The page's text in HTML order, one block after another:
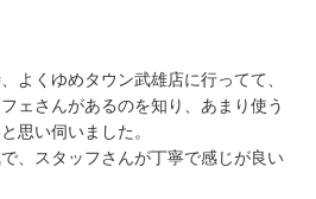
よくゆめタウン武雄店に行ってて、
ェさんがあるのを知り、あまり使う
思い伺いました。
、スタッフさんが丁寧で感じが良い